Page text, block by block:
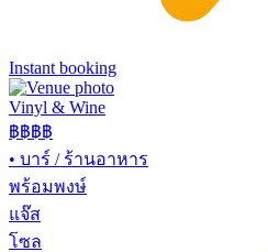
Instant booking
Vinyl & Wine
฿฿฿฿
• บาร์ / ร้านอาหาร
พร้อมพงษ์
แจ๊ส
โซล